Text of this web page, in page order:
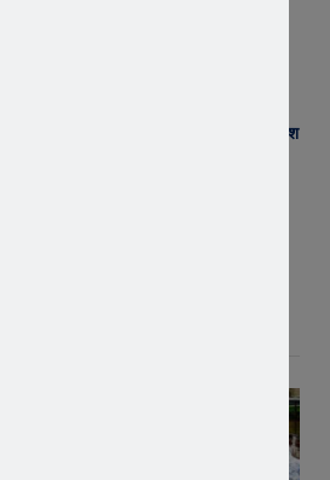
पहुंचे किसान के दो बेटे, संघर्ष की मिसाल बने प्रकाश